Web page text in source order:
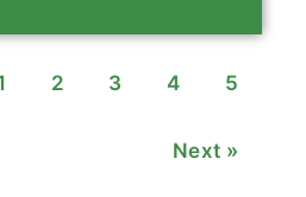
2 3 4 5
Next »